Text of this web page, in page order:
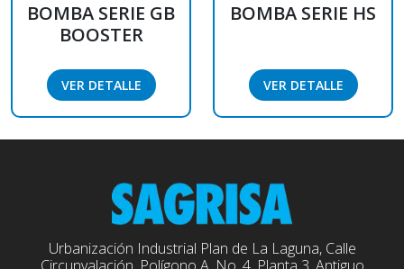
BOMBA SERIE GB
BOOSTER
VER DETALLE
BOMBA SERIE HS
VER DETALLE
Urbanización Industrial Plan de La Laguna, Calle